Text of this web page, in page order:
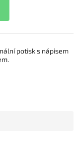
potisk s nápisem